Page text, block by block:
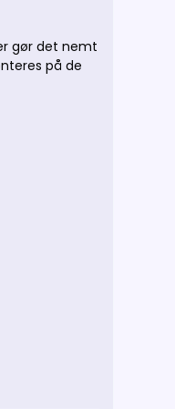
gør det nemt
på de